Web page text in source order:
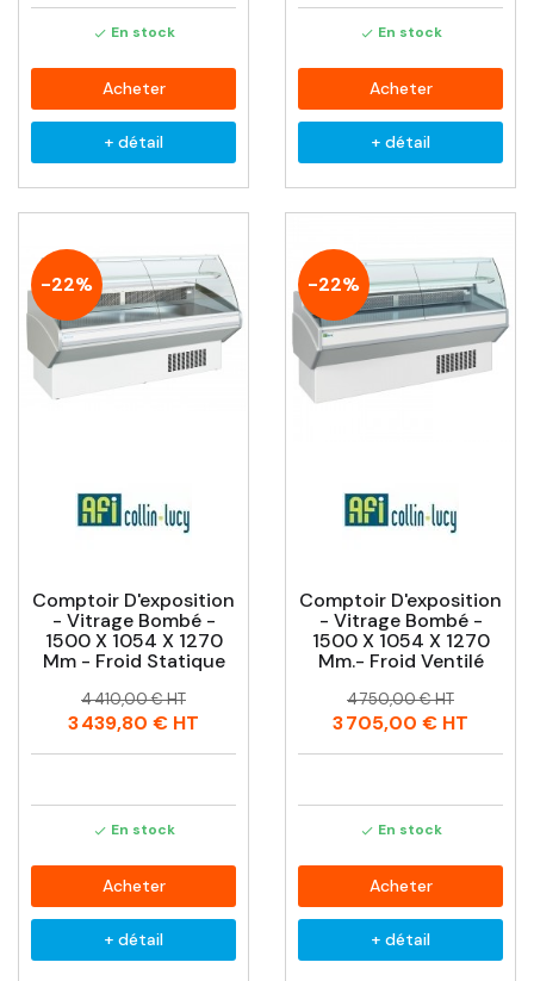
 En stock
Acheter
+ détail
 En stock
Acheter
+ détail
-22%
Comptoir D'exposition
- Vitrage Bombé -
1500 X 1054 X 1270
Mm - Froid Statique
Prix
Prix
habituel
4 410,00 € HT
3 439,80 € HT
 En stock
Acheter
+ détail
-22%
Comptoir D'exposition
- Vitrage Bombé -
1500 X 1054 X 1270
Mm.- Froid Ventilé
Prix
Prix
habituel
4 750,00 € HT
3 705,00 € HT
 En stock
Acheter
+ détail